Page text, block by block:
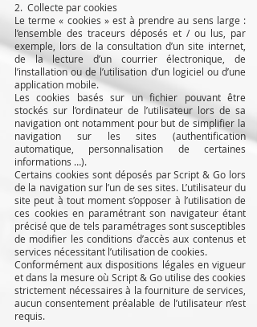
2. Collecte par cookies
Le terme « cookies » est à prendre au sens large :
l’ensemble des traceurs déposés et / ou lus, par
exemple, lors de la consultation d’un site internet,
de la lecture d’un courrier électronique, de
l’installation ou de l’utilisation d’un logiciel ou d’une
application mobile.
Les cookies basés sur un fichier pouvant être
stockés sur l’ordinateur de l’utilisateur lors de sa
navigation ont notamment pour but de simplifier la
navigation sur les sites (authentification
automatique, personnalisation de certaines
informations …).
Certains cookies sont déposés par Script & Go lors
de la navigation sur l’un de ses sites. L’utilisateur du
site peut à tout moment s’opposer à l’utilisation de
ces cookies en paramétrant son navigateur étant
précisé que de tels paramétrages sont susceptibles
de modifier les conditions d’accès aux contenus et
services nécessitant l’utilisation de cookies.
Conformément aux dispositions légales en vigueur
et dans la mesure où Script & Go utilise des cookies
strictement nécessaires à la fourniture de services,
aucun consentement préalable de l’utilisateur n’est
requis.